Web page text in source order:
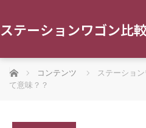
ステーションワゴン比
ホーム コンテンツ
ステーショ
て意味？？